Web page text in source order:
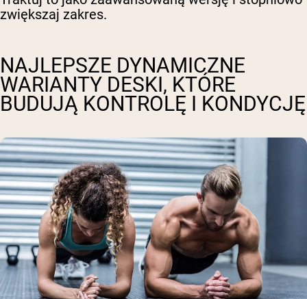
zwiększaj zakres.
NAJLEPSZE DYNAMICZNE
WARIANTY DESKI, KTÓRE
BUDUJĄ KONTROLĘ I KONDYCJĘ